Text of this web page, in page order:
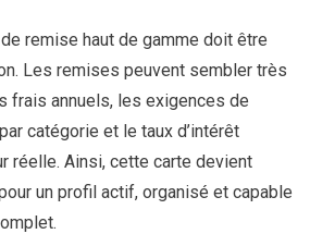
de remise haut de gamme doit être
Les remises peuvent sembler très
frais annuels, les exigences de
catégorie et le taux d’intérêt
réelle. Ainsi, cette carte devient
un profil actif, organisé et capable